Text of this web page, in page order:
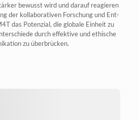
bewusst wird und dar­auf reagie­ren
der kol­la­bo­ra­ti­ven For­schung und Ent­
das Poten­zi­al, die glo­ba­le Ein­heit zu
durch effek­ti­ve und ethi­sche
zu überbrücken.